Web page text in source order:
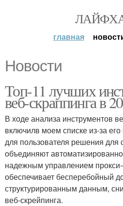
главная
Новости
Топ-11 лучших
веб-скраппинга в
В ходе анализа инструментов
включилв моем списке из-за
для пользователя решения для
объединяют
надежным управлением
обеспечивает бесперебойный
структурированным данным,
веб-скрейпинга.